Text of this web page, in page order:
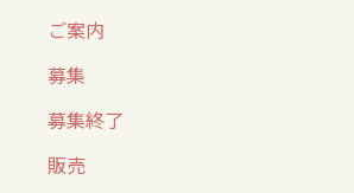
ご案内
募集
募集終了
販売